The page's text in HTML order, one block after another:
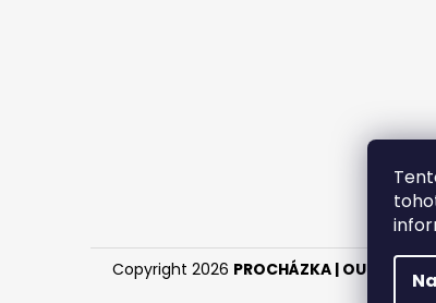
Copyright 2026 PROCHÁZKA | OUTDOOR -